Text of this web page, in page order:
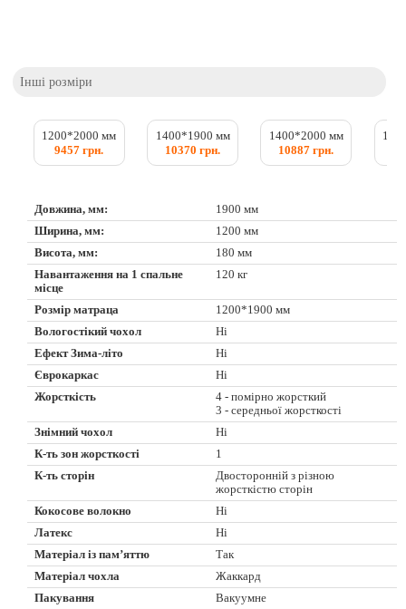
Інші розміри
1200*2000 мм
9457 грн.
1400*1900 мм
10370 грн.
1400*2000 мм
10887 грн.
Довжина, мм:
1900 мм
Ширина, мм:
1200 мм
Висота, мм:
180 мм
Навантаження на 1 спальне
місце
120 кг
Розмір матраца
1200*1900 мм
Вологостікий чохол
Ні
Ефект Зима-літо
Ні
Єврокаркас
Ні
Жорсткість
4 - помірно жорсткий
3 - середньої жорсткості
Знімний чохол
Ні
К-ть зон жорсткості
1
К-ть сторін
Двосторонній з різною
жорсткістю сторін
Кокосове волокно
Ні
Латекс
Ні
Матеріал із пам’яттю
Так
Матеріал чохла
Жаккард
Пакування
Вакуумне